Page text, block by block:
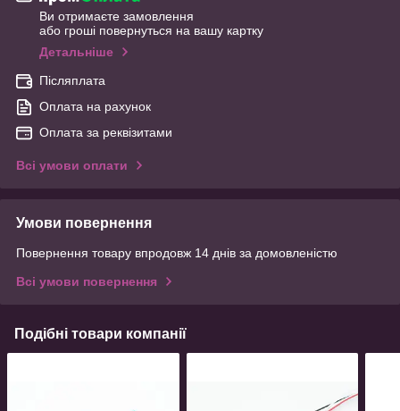
Ви отримаєте замовлення
або гроші повернуться на вашу картку
Детальніше
Післяплата
Оплата на рахунок
Оплата за реквізитами
Всі умови оплати
Умови повернення
Повернення товару впродовж 14 днів за домовленістю
Всі умови повернення
Подібні товари компанії